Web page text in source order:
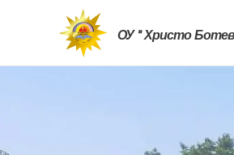
ОУ " Христо Ботев